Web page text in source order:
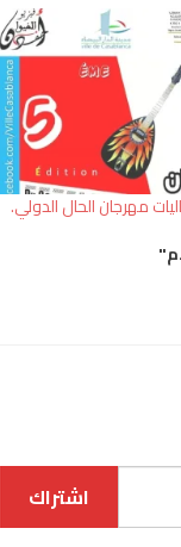
مهرجان الحال الدولي.
اشتراك